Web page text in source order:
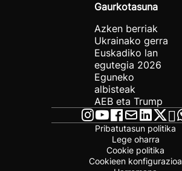
Gaurkotasuna
Azken berriak
Ukrainako gerra
Euskadiko lan
egutegia 2026
Eguneko
albisteak
AEB eta Trump
Pribatutasun politika
Lege oharra
Cookie politika
Cookieen konfigurazioa